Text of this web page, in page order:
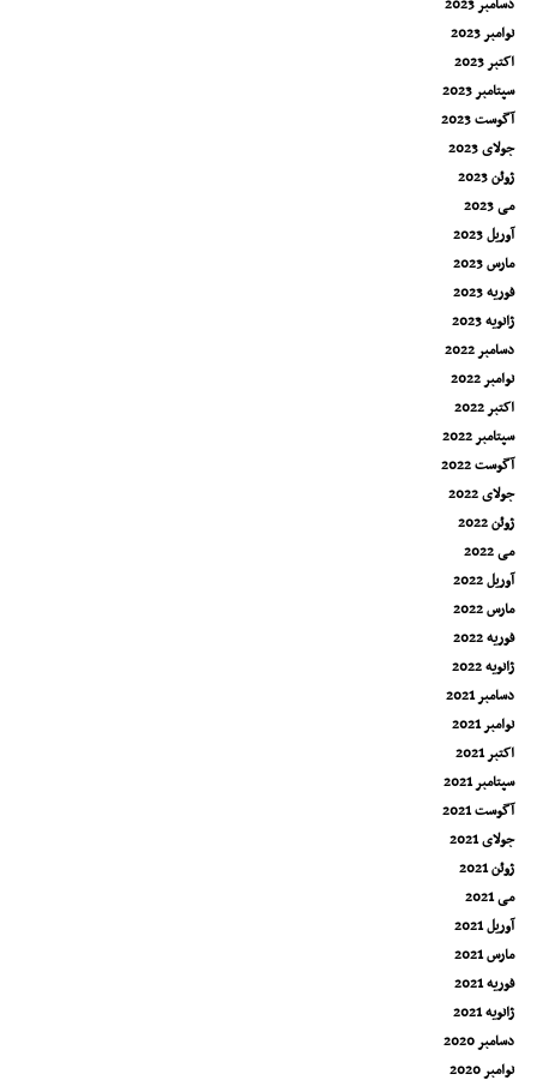
دسامبر 2023
نوامبر 2023
اکتبر 2023
سپتامبر 2023
آگوست 2023
جولای 2023
ژوئن 2023
می 2023
آوریل 2023
مارس 2023
فوریه 2023
ژانویه 2023
دسامبر 2022
نوامبر 2022
اکتبر 2022
سپتامبر 2022
آگوست 2022
جولای 2022
ژوئن 2022
می 2022
آوریل 2022
مارس 2022
فوریه 2022
ژانویه 2022
دسامبر 2021
نوامبر 2021
اکتبر 2021
سپتامبر 2021
آگوست 2021
جولای 2021
ژوئن 2021
می 2021
آوریل 2021
مارس 2021
فوریه 2021
ژانویه 2021
دسامبر 2020
نوامبر 2020